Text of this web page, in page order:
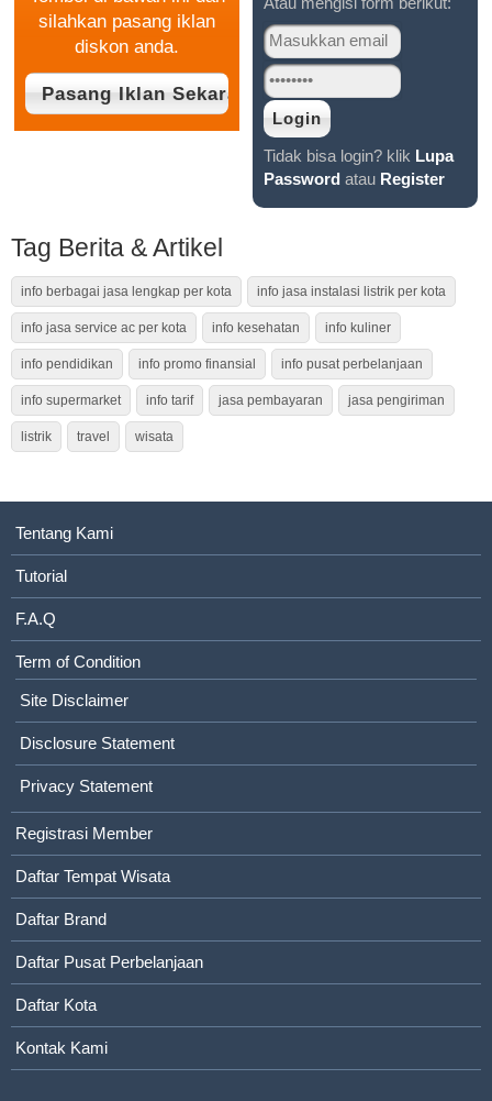
silahkan pasang iklan
diskon anda.
Tidak bisa login? klik Lupa
Password atau Register
Tag Berita & Artikel
info berbagai jasa lengkap per kota info jasa instalasi listrik per kota
info jasa service ac per kota info kesehatan info kuliner
info pendidikan info promo finansial info pusat perbelanjaan
info supermarket info tarif jasa pembayaran jasa pengiriman
listrik travel wisata
Tentang Kami
Tutorial
F.A.Q
Term of Condition
Site Disclaimer
Disclosure Statement
Privacy Statement
Registrasi Member
Daftar Tempat Wisata
Daftar Brand
Daftar Pusat Perbelanjaan
Daftar Kota
Kontak Kami